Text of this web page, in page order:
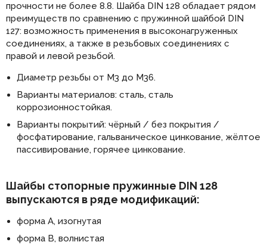
прочности не более 8.8. Шайба DIN 128 обладает рядом
преимуществ по сравнению с пружинной шайбой DIN
127: возможность применения в высоконагруженных
соединениях, а также в резьбовых соединениях с
правой и левой резьбой.
Диаметр резьбы от М3 до М36.
Варианты материалов: сталь, сталь
коррозионностойкая.
Варианты покрытий: чёрный / без покрытия /
фосфатирование, гальваническое цинкование, жёлтое
пассивирование, горячее цинкование.
Шайбы стопорные пружинные DIN 128
выпускаются в ряде модификаций:
форма A, изогнутая
форма B, волнистая